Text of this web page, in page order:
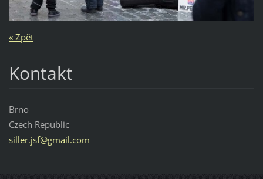
« Zpět
Kontakt
Brno
Czech Republic
siller.jsf@gmail.com